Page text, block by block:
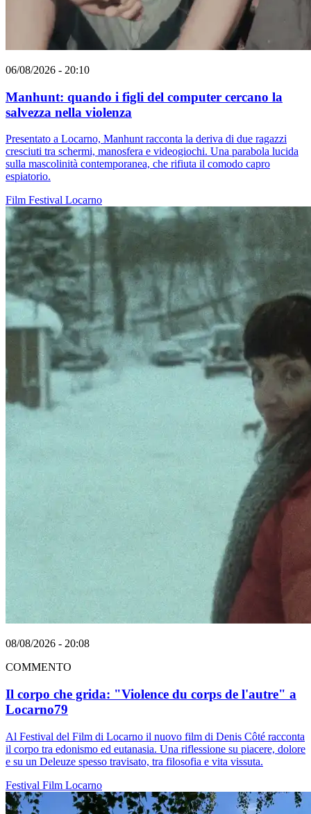
06/08/2026 - 20:10
Manhunt: quando i figli del computer cercano la
salvezza nella violenza
Presentato a Locarno, Manhunt racconta la deriva di due ragazzi
cresciuti tra schermi, manosfera e videogiochi. Una parabola lucida
sulla mascolinità contemporanea, che rifiuta il comodo capro
espiatorio.
Film Festival Locarno
08/08/2026 - 20:08
COMMENTO
Il corpo che grida: "Violence du corps de l'autre" a
Locarno79
Al Festival del Film di Locarno il nuovo film di Denis Côté racconta
il corpo tra edonismo ed eutanasia. Una riflessione su piacere, dolore
e su un Deleuze spesso travisato, tra filosofia e vita vissuta.
Festival Film Locarno